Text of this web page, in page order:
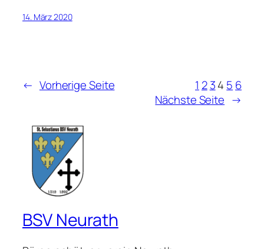
14. März 2020
← Vorherige Seite 1 2 34 5 6
Nächste Seite →
BSV Neurath